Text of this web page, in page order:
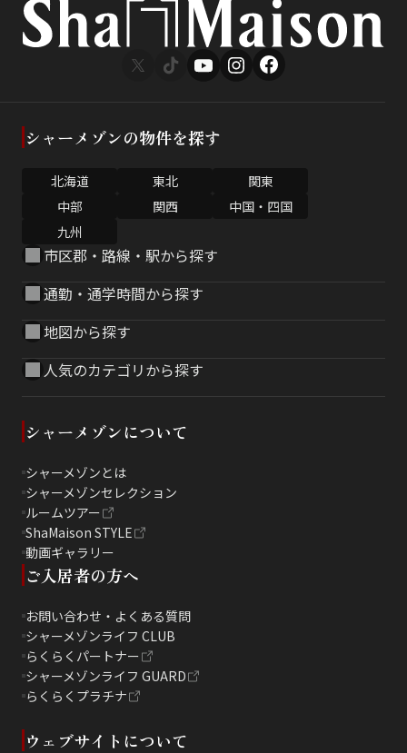
シャーメゾンの物件を探す
北海道 東北
関東
中部
関西
中国・四国
九州
市区郡・路線・駅から探す
通勤・通学時間から探す
地図から探す
人気のカテゴリから探す
シャーメゾンについて
シャーメゾンとは
シャーメゾンセレクション
ルームツアー
ShaMaison STYLE
動画ギャラリー
ご入居者の方へ
お問い合わせ・よくある質問
シャーメゾンライフ CLUB
らくらくパートナー
シャーメゾンライフ GUARD
らくらくプラチナ
ウェブサイトについて